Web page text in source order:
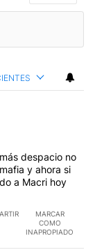
despacio no
y ahora si
a Macri hoy
MARCAR
COMO
INAPROPIADO